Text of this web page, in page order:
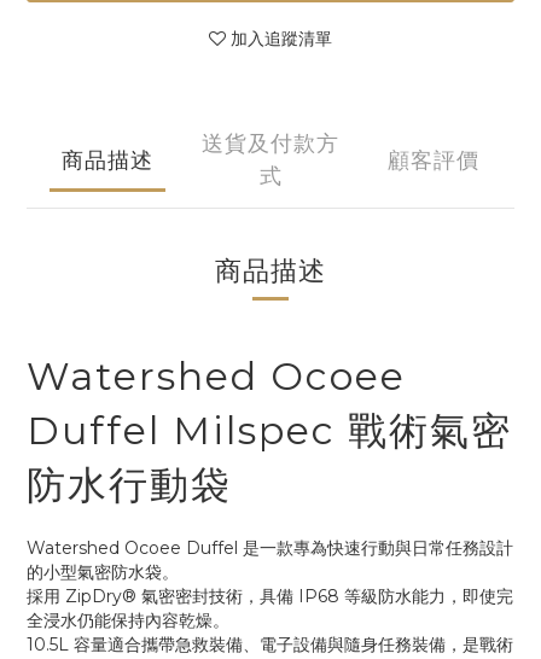
加入追蹤清單
商品描述
送貨及付款方
式
顧客評價
商品描述
Watershed Ocoee
Duffel Milspec 戰術氣密
防水行動袋
Watershed Ocoee Duffel 是一款專為快速行動與日常任務設計
的小型氣密防水袋。
採用 ZipDry® 氣密密封技術，具備 IP68 等級防水能力，即使完
全浸水仍能保持內容乾燥。
10.5L 容量適合攜帶急救裝備、電子設備與隨身任務裝備，是戰術